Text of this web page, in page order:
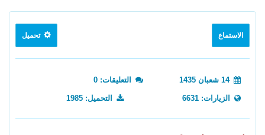
الاستماع تحميل
14 شعبان 1435 التعليقات: 0
الزيارات: 6631 التحميل: 1985